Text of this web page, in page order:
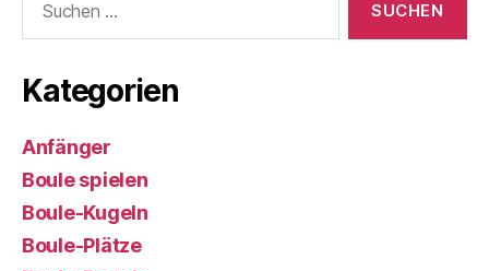
nach:
Kategorien
Anfänger
Boule spielen
Boule-Kugeln
Boule-Plätze